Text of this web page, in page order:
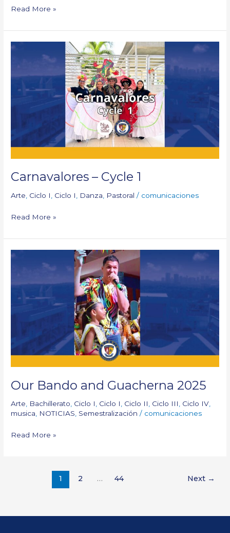
Read More »
Carnavalores – Cycle 1
Arte, Ciclo I, Ciclo I, Danza, Pastoral / comunicaciones
Carnavalores
1
Read More »
Our Bando and Guacherna 2025
Arte, Bachillerato, Ciclo I, Ciclo I, Ciclo II, Ciclo III, Ciclo IV,
musica, NOTICIAS, Semestralización / comunicaciones
Our
2025
Read More »
1 2 … 44 Next →